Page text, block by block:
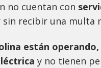
no cuentan con
recibir una multa
están operando,
y no tienen